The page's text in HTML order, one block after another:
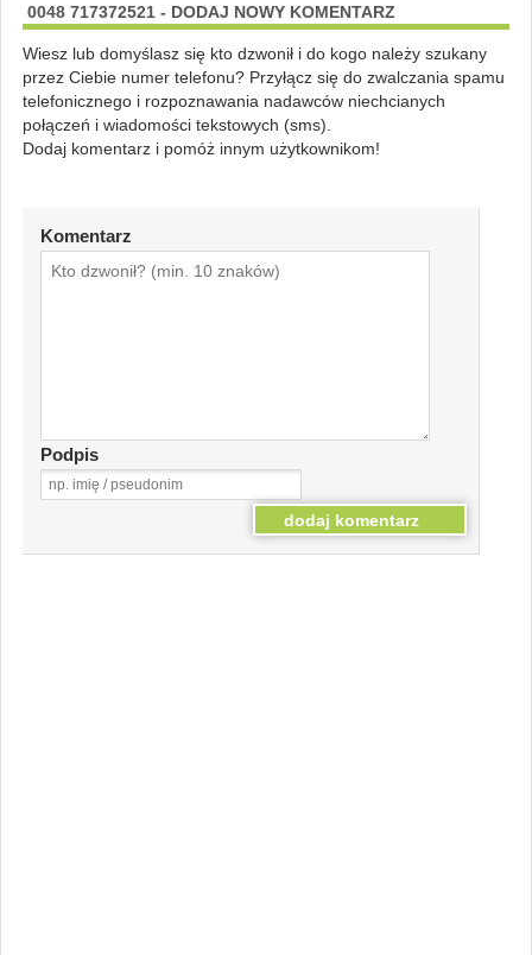
0048 717372521 - DODAJ NOWY KOMENTARZ
Wiesz lub domyślasz się kto dzwonił i do kogo należy szukany
przez Ciebie numer telefonu? Przyłącz się do zwalczania spamu
telefonicznego i rozpoznawania nadawców niechcianych
połączeń i wiadomości tekstowych (sms).
Dodaj komentarz i pomóż innym użytkownikom!
Komentarz
Podpis